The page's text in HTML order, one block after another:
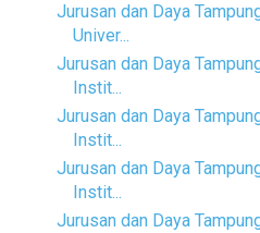
Jurusan dan Daya
Univer...
Jurusan dan Daya
Instit...
Jurusan dan Daya
Instit...
Jurusan dan Daya
Instit...
Jurusan dan Daya